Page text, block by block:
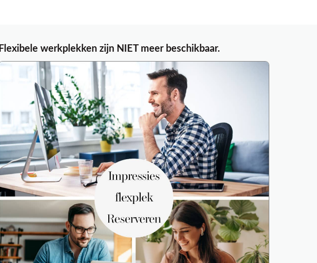
Flexibele werkplekken zijn NIET meer beschikbaar.